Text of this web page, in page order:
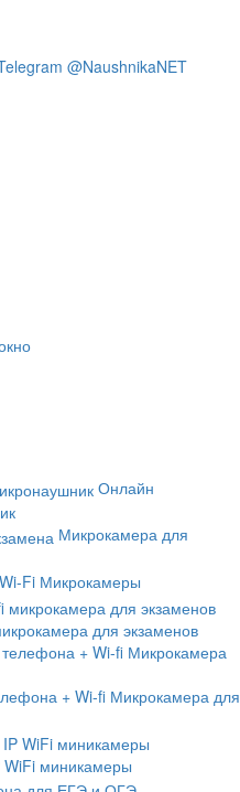
@NaushnikaNET
Онлайн
Микрокамера для
Wi-Fi Микрокамеры
для экзаменов
+ Wi-fi Микрокамера для
миникамеры